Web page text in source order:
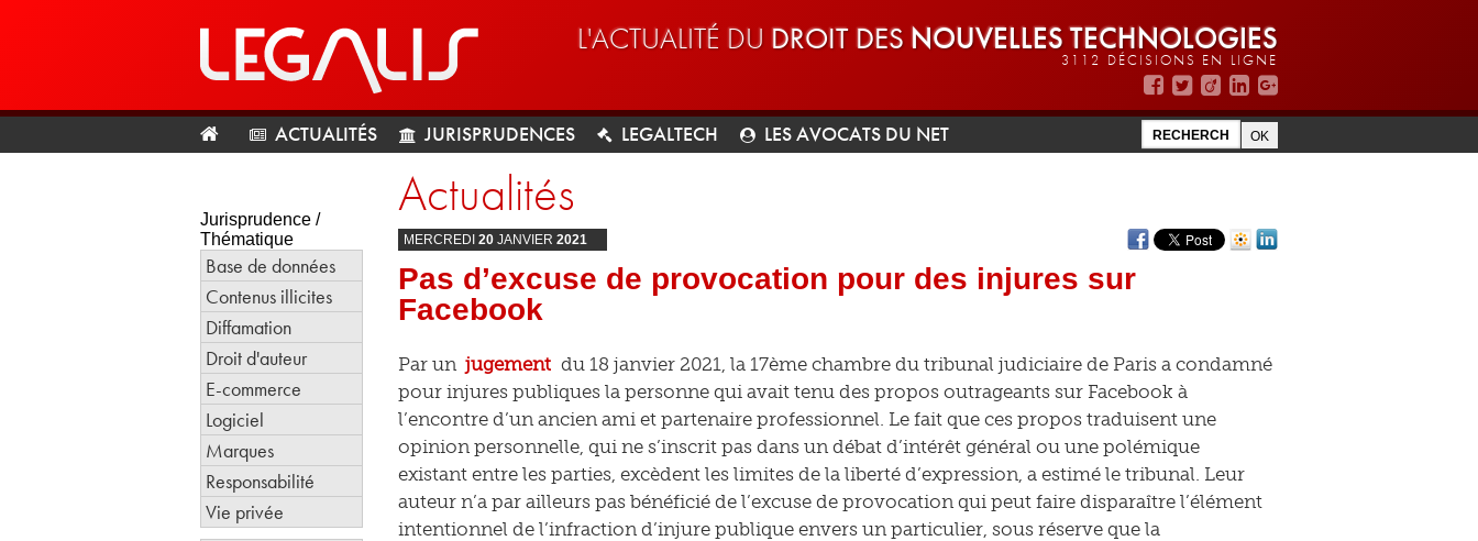
L'ACTUALITÉ DU DROIT DES NOUVELLES TECHNOLOGIES
3112 DÉCISIONS EN LIGNE
ACTUALITÉS JURISPRUDENCES LEGALTECH LES AVOCATS DU NET
Jurisprudence /
Thématique
Base de données
Contenus illicites
Diffamation
Droit d'auteur
E-commerce
Logiciel
Marques
Responsabilité
Vie privée
Actualités
MERCREDI 20 JANVIER 2021
Pas d’excuse de provocation pour des injures sur
Facebook
Par un jugement du 18 janvier 2021, la 17ème chambre du tribunal judiciaire de Paris a condamné
pour injures publiques la personne qui avait tenu des propos outrageants sur Facebook à
l’encontre d’un ancien ami et partenaire professionnel. Le fait que ces propos traduisent une
opinion personnelle, qui ne s’inscrit pas dans un débat d’intérêt général ou une polémique
existant entre les parties, excèdent les limites de la liberté d’expression, a estimé le tribunal. Leur
auteur n’a par ailleurs pas bénéficié de l’excuse de provocation qui peut faire disparaître l’élément
intentionnel de l’infraction d’injure publique envers un particulier, sous réserve que la